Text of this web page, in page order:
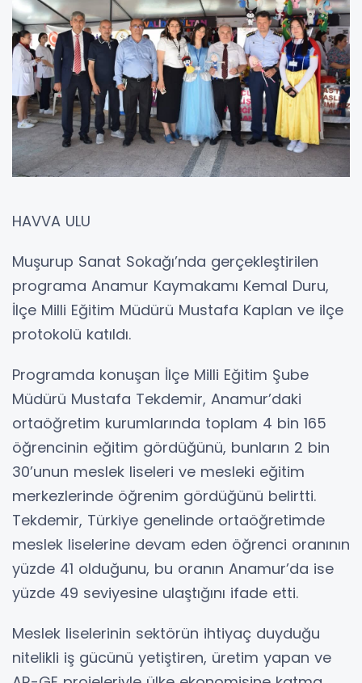
HAVVA ULU
Muşurup Sanat Sokağı’nda gerçekleştirilen
programa Anamur Kaymakamı Kemal Duru,
İlçe Milli Eğitim Müdürü Mustafa Kaplan ve ilçe
protokolü katıldı.
Programda konuşan İlçe Milli Eğitim Şube
Müdürü Mustafa Tekdemir, Anamur’daki
ortaöğretim kurumlarında toplam 4 bin 165
öğrencinin eğitim gördüğünü, bunların 2 bin
30’unun meslek liseleri ve mesleki eğitim
merkezlerinde öğrenim gördüğünü belirtti.
Tekdemir, Türkiye genelinde ortaöğretimde
meslek liselerine devam eden öğrenci oranının
yüzde 41 olduğunu, bu oranın Anamur’da ise
yüzde 49 seviyesine ulaştığını ifade etti.
Meslek liselerinin sektörün ihtiyaç duyduğu
nitelikli iş gücünü yetiştiren, üretim yapan ve